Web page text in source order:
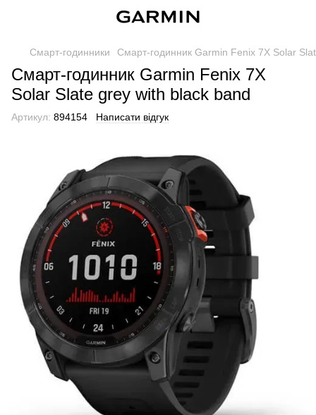
Смарт-годинники Смарт-годинник Garmin Fenix ​​7X Solar
Смарт-годинник Garmin Fenix ​​7X
Solar Slate grey with black band
Артикул: 894154 Написати відгук